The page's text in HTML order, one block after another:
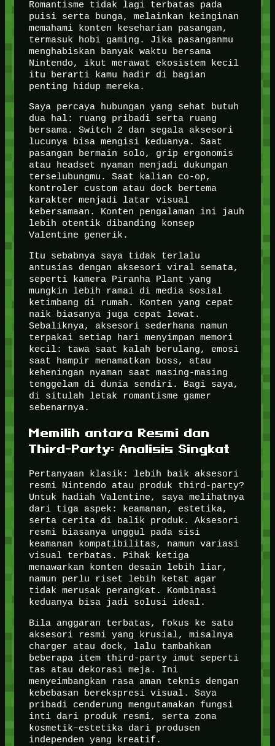
Romantisme tidak lagi terbatas pada
puisi serta bunga, melainkan keinginan
memahami konten keseharian pasangan,
termasuk hobi gaming. Jika pasanganmu
menghabiskan banyak waktu bersama
Nintendo, ikut merawat ekosistem kecil
itu berarti kamu hadir di bagian
penting hidup mereka.
Saya percaya hubungan yang sehat butuh
dua hal: ruang pribadi serta ruang
bersama. Switch 2 dan segala aksesori
lucunya bisa mengisi keduanya. Saat
pasangan bermain solo, grip ergonomis
atau headset nyaman menjadi dukungan
terselubungmu. Saat kalian co-op,
kontroler custom atau dock bertema
karakter menjadi latar visual
kebersamaan. Konten pengalaman ini jauh
lebih otentik dibanding konsep
Valentine generik.
Itu sebabnya saya tidak terlalu
antusias dengan aksesori viral semata,
seperti kamera Piranha Plant yang
mungkin lebih ramai di media sosial
ketimbang di rumah. Konten yang cepat
naik biasanya juga cepat lewat.
Sebaliknya, aksesori sederhana namun
terpakai setiap hari menyimpan memori
kecil: tawa saat kalah berulang, emosi
saat hampir menamatkan boss, atau
keheningan nyaman saat masing-masing
tenggelam di dunia sendiri. Bagi saya,
di situlah letak romantisme gamer
sebenarnya.
Memilih antara Resmi dan
Third-Party: Analisis Singkat
Pertanyaan klasik: lebih baik aksesori
resmi Nintendo atau produk third-party?
Untuk hadiah Valentine, saya melihatnya
dari tiga aspek: keamanan, estetika,
serta cerita di balik produk. Aksesori
resmi biasanya unggul pada sisi
keamanan kompatibilitas, namun variasi
visual terbatas. Pihak ketiga
menawarkan konten desain lebih liar,
namun perlu riset lebih ketat agar
tidak merusak perangkat. Kombinasi
keduanya bisa jadi solusi ideal.
Bila anggaran terbatas, fokus ke satu
aksesori resmi yang krusial, misalnya
charger atau dock, lalu tambahkan
beberapa item third-party imut seperti
tas atau dekorasi meja. Ini
menyeimbangkan rasa aman teknis dengan
kebebasan berekspresi visual. Saya
pribadi cenderung mengutamakan fungsi
inti dari produk resmi, serta zona
kosmetik–estetika dari produsen
independen yang kreatif.